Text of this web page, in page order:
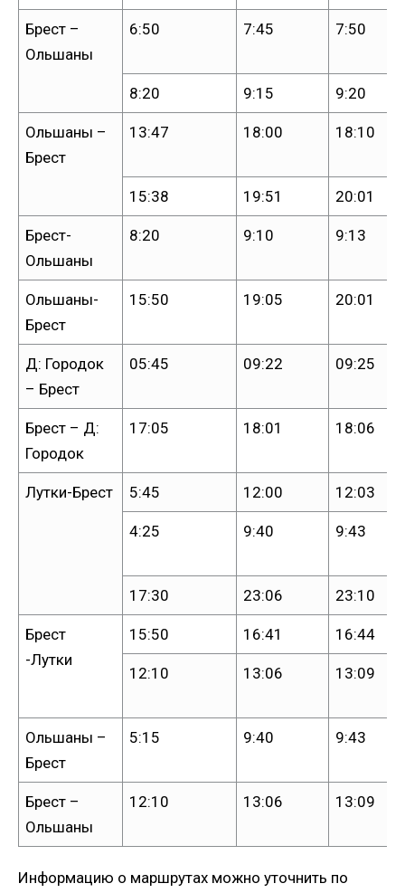
Брест –
Ольшаны
6:50 7:45 7:50
8:20 9:15 9:20
Ольшаны –
Брест
13:47 18:00 18:10
15:38 19:51 20:01
Брест-
Ольшаны
8:20 9:10 9:13
Ольшаны-
Брест
15:50 19:05 20:01
Д: Городок
– Брест
05:45 09:22 09:25
Брест – Д:
Городок
17:05 18:01 18:06
Лутки-Брест 5:45 12:00 12:03
4:25 9:40 9:43
17:30 23:06 23:10
Брест
-Лутки
15:50 16:41 16:44
12:10 13:06 13:09
Ольшаны –
Брест
5:15 9:40 9:43
Брест –
Ольшаны
12:10 13:06 13:09
Информацию о маршрутах можно уточнить по